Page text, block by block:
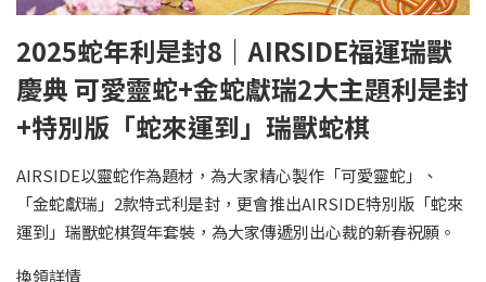
2025蛇年利是封8｜AIRSIDE福運瑞獸
慶典 可愛靈蛇+金蛇獻瑞2大主題利是封
+特別版「蛇來運到」瑞獸蛇棋
AIRSIDE以靈蛇作為題材，為大家精心製作「可愛靈蛇」、
「金蛇獻瑞」2款特式利是封，更會推出AIRSIDE特別版「蛇來
運到」瑞獸蛇棋賀年套裝，為大家傳遞別出心裁的新春祝願。
換領詳情